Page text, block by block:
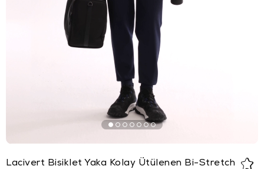
Lacivert Bisiklet Yaka Kolay Ütülenen Bi-Stretch